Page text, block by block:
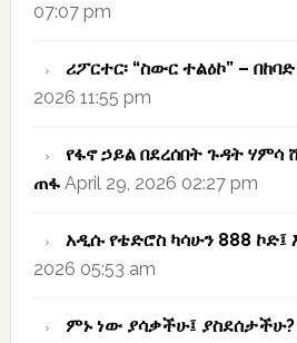
07:07 pm
ሪፖርተር፡ “ስውር ተልዕኮ” –
2026 11:55 pm
የፋኖ ኃይል በደረሰበት ጉዳት
ጠፋ April 29, 2026 02:27 pm
አዲሱ የቴድሮስ ካሳሁን 888 ኮድ፤
2026 05:53 am
ምኑ ነው ያሳቃችሁ፤ ያስደሰታችሁ?